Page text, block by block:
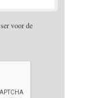
voor de